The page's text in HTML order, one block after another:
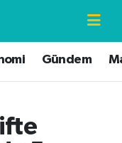
Gündem